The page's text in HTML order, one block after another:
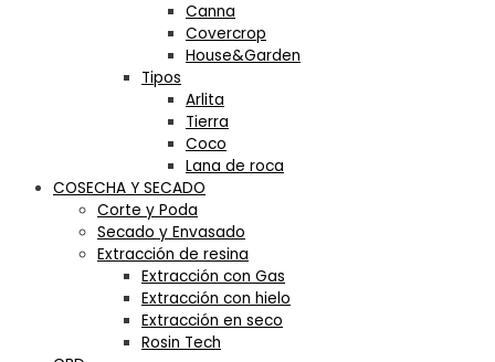
Canna
Covercrop
House&Garden
Tipos
Arlita
Tierra
Coco
Lana de roca
COSECHA Y SECADO
Corte y Poda
Secado y Envasado
Extracción de resina
Extracción con Gas
Extracción con hielo
Extracción en seco
Rosin Tech